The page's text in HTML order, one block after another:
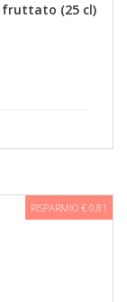
fruttato (25 cl)
RISPARMIO € 0,81